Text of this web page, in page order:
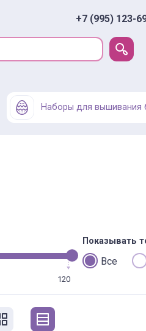
+7 (995) 123-
Наборы для вышивания
120
Показывать
Все